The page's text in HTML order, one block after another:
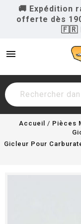
🚚 Expédition
offerte dès
🇫🇷
menu
Accueil Pièces
Gicleur Pour